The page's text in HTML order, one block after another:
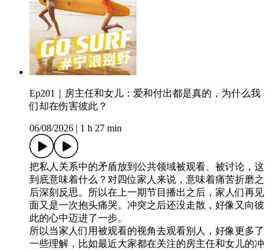
Ep201｜房主任和女儿：爱和付出都是真的，为什么我
们却在伤害彼此？
06/08/2026 1 h 27 min
把私人关系中的矛盾放到公共领域被观看、被讨论，这
到底意味着什么？对四位家人来说，意味着痛苦折磨之
后深刻反思。所以在上一期节目播出之后，家人们再见
面又是一次抱头痛哭。冲突之后还没走散，好像又向彼
此的心中迈进了一步。
所以当家人们用被观看的视角去观看别人，好像更多了
一些理解，比如最近大家都在关注的房主任和女儿的冲